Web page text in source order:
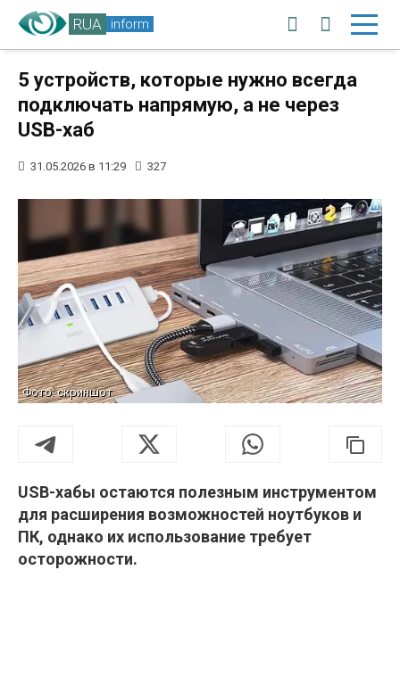
RUA inform
5 устройств, которые нужно всегда
подключать напрямую, а не через
USB-хаб
31.05.2026 в 11:29 327
Фото: скриншот
USB-хабы остаются полезным инструментом
для расширения возможностей ноутбуков и
ПК, однако их использование требует
осторожности.